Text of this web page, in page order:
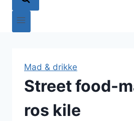
Mad & drikke
Street food-
ros kile